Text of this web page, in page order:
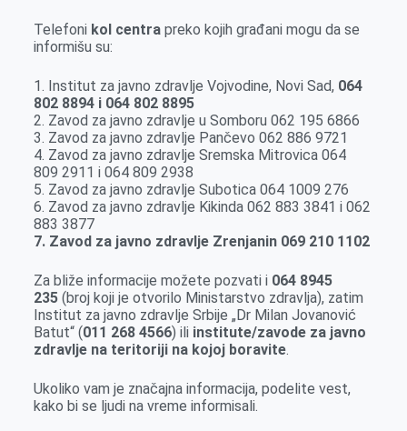
Telefoni kol centrapreko kojih građani mogu da se
informišu su:
1. Institut za javno zdravlje Vojvodine, Novi Sad, 064
802 8894 i 064 802 8895
2. Zavod za javno zdravlje u Somboru 062 195 6866
3. Zavod za javno zdravlje Pančevo 062 886 9721
4. Zavod za javno zdravlje Sremska Mitrovica 064
809 2911 i 064 809 2938
5. Zavod za javno zdravlje Subotica 064 1009 276
6. Zavod za javno zdravlje Kikinda 062 883 3841 i 062
883 3877
7. Zavod za javno zdravlje Zrenjanin 069 210 1102
Za bliže informacije možete pozvati i 064 8945
235(broj koji je otvorilo Ministarstvo zdravlja), zatim
Institut za javno zdravlje Srbije „Dr Milan Jovanović
Batut“ (011 268 4566) iliinstitute/zavode za javno
zdravlje na teritoriji na kojoj boravite.
Ukoliko vam je značajna informacija, podelite vest,
kako bi se ljudi na vreme informisali.